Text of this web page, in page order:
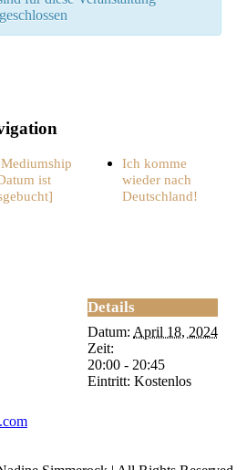
geschlossen
ist
Ich komme
wieder nach
Deutschland!
Details
Datum: April 18, 2024
Zeit:
20:00 - 20:45
Eintritt: Kostenlos